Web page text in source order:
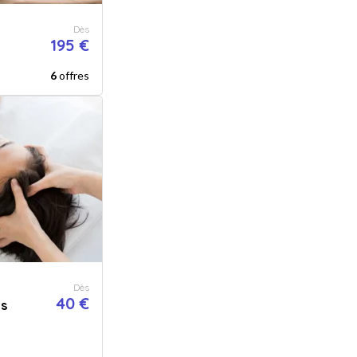
Dès
195 €
6offres
Dès
40 €